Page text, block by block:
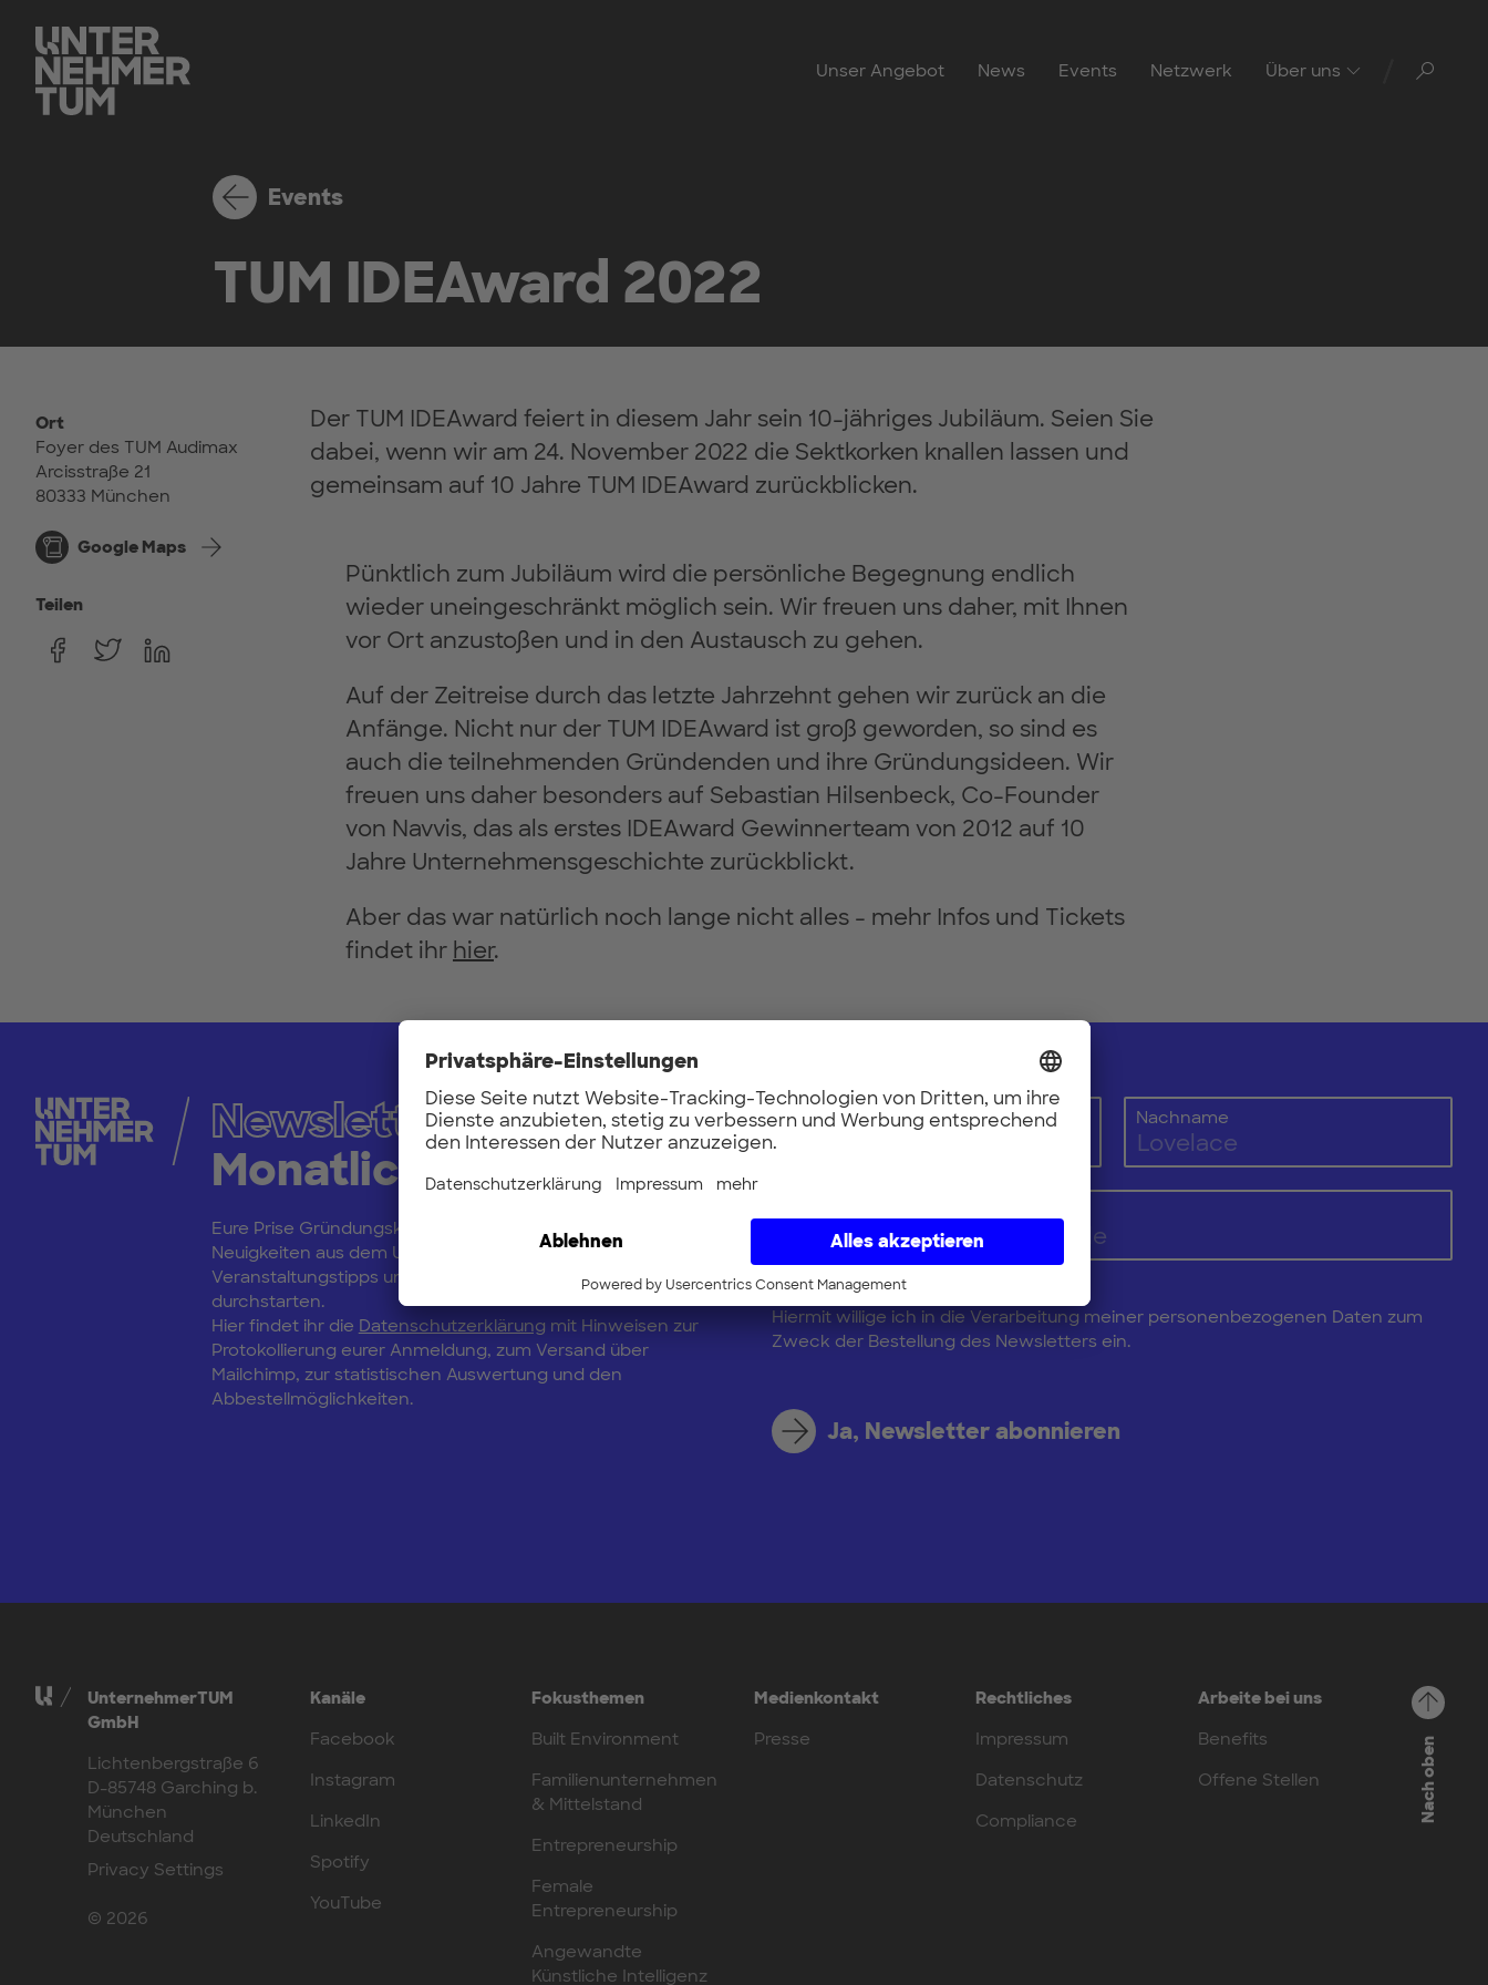
Unser Angebot News Events Netzwerk Über uns
Events
TUM IDEAward 2022
Ort
Foyer des TUM Audimax
Arcisstraße 21
80333 München
Google Maps
Teilen
Der TUM IDEAward feiert in diesem Jahr sein 10-jähriges Jubiläum. Seien Sie
dabei, wenn wir am 24. November 2022 die Sektkorken knallen lassen und
gemeinsam auf 10 Jahre TUM IDEAward zurückblicken.
Pünktlich zum Jubiläum wird die persönliche Begegnung endlich
wieder uneingeschränkt möglich sein. Wir freuen uns daher, mit Ihnen
vor Ort anzustoßen und in den Austausch zu gehen.
Auf der Zeitreise durch das letzte Jahrzehnt gehen wir zurück an die
Anfänge. Nicht nur der TUM IDEAward ist groß geworden, so sind es
auch die teilnehmenden Gründenden und ihre Gründungsideen. Wir
freuen uns daher besonders auf Sebastian Hilsenbeck, Co-Founder
von Navvis, das als erstes IDEAward Gewinnerteam von 2012 auf 10
Jahre Unternehmensgeschichte zurückblickt.
Aber das war natürlich noch lange nicht alles - mehr Infos und Tickets
findet ihr hier.
Newsletter
Monatliche Updates
Eure Prise Gründungskultur: Bleibt up to date mit
Neuigkeiten aus dem UnternehmerTUM-Netzwerk und
Veranstaltungstipps und erfahrt von Startups, die aktuell
durchstarten.
Hier findet ihr die Datenschutzerklärung mit Hinweisen zur
Protokollierung eurer Anmeldung, zum Versand über
Mailchimp, zur statistischen Auswertung und den
Abbestellmöglichkeiten.
Vorname Nachname
Hiermit willige ich in die Verarbeitung meiner personenbezogenen Daten zum
Zweck der Bestellung des Newsletters ein.
Ja, Newsletter abonnieren
UnternehmerTUM
GmbH
Lichtenbergstraße 6
D-85748 Garching b.
München
Deutschland
Privacy Settings
© 2026
Kanäle
Facebook
Instagram
LinkedIn
Spotify
YouTube
Fokusthemen
Built Environment
Familienunternehmen
& Mittelstand
Entrepreneurship
Female
Entrepreneurship
Angewandte
Künstliche Intelligenz
Medienkontakt
Presse
Rechtliches
Impressum
Datenschutz
Compliance
Arbeite bei uns
Benefits
Offene Stellen
Nach oben